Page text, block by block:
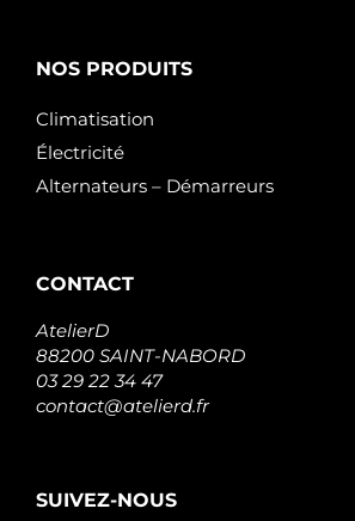
NOS PRODUITS
Climatisation
Électricité
Alternateurs – Démarreurs
CONTACT
AtelierD
88200 SAINT-NABORD
03 29 22 34 47
contact@atelierd.fr
SUIVEZ-NOUS